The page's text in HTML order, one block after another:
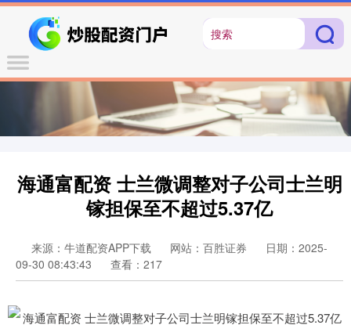
海通富配资 士兰微调整对子公司士兰明
镓担保至不超过5.37亿
来源：牛道配资APP下载 网站：百胜证券
日期：2025-
09-30 08:43:43
查看：217